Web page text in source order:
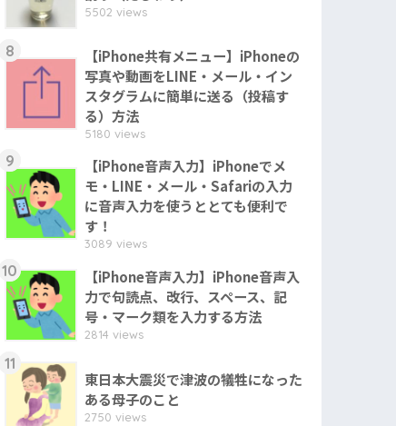
5502 views
8
【iPhone共有メニュー】iPhoneの
写真や動画をLINE・メール・イン
スタグラムに簡単に送る（投稿す
る）方法
5180 views
9
【iPhone音声入力】iPhoneでメ
モ・LINE・メール・Safariの入力
に音声入力を使うととても便利で
す！
3089 views
10
【iPhone音声入力】iPhone音声入
力で句読点、改行、スペース、記
号・マーク類を入力する方法
2814 views
11
東日本大震災で津波の犠牲になった
ある母子のこと
2750 views